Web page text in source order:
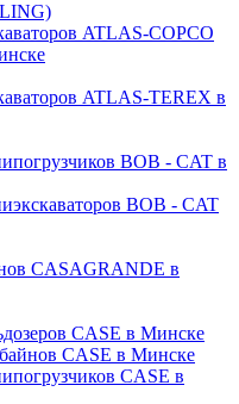
ATLAS-COPCO
ATLAS-TEREX в
BOB - CAT в
BOB - CAT
CASAGRANDE в
CASE в Минске
CASE в Минске
CASE в